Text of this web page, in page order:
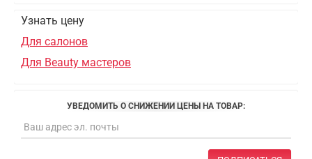
Узнать цену
Для салонов
Для Beauty мастеров
УВЕДОМИТЬ О СНИЖЕНИИ ЦЕНЫ НА ТОВАР: